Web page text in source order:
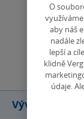
Vývoj ceny
O
aby náš
nadále
lepší a
klidně
údaje.